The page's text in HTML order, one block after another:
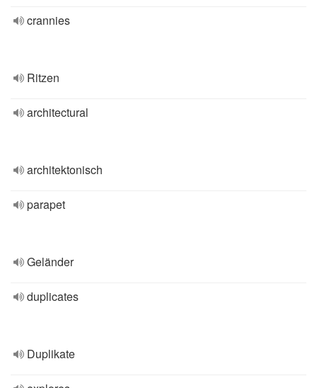
crannies
Ritzen
architectural
architektonisch
parapet
Geländer
duplicates
Duplikate